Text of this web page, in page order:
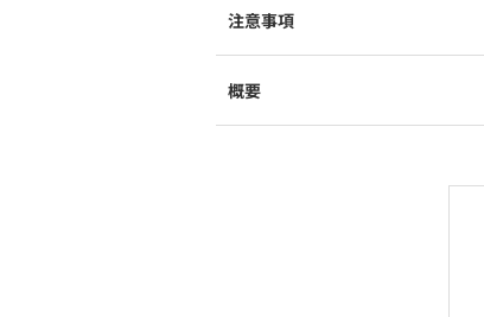
注意事項
概要